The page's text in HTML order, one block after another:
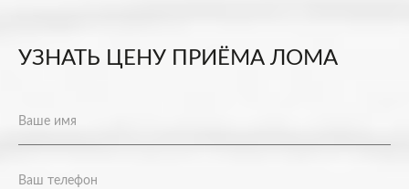
УЗНАТЬ ЦЕНУ ПРИЁМА ЛОМА